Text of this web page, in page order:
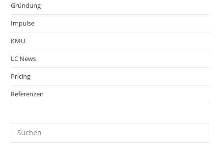
Gründung
Impulse
KMU
LC News
Pricing
Referenzen